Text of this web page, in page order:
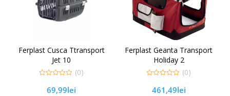
Ferplast Cusca Ttransport
Jet 10
(0)
69,99lei
Ferplast Geanta Transport
Holiday 2
out
(0)
461,49lei